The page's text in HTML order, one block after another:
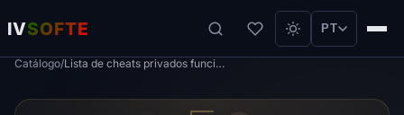
IVSOFTE PT
Catálogo/ Lista de cheats privados funcionais para Arena Breakout Infinite